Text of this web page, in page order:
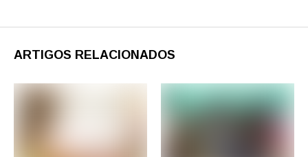
ARTIGOS RELACIONADOS